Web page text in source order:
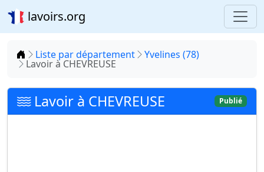
lavoirs.org
Accueil
Liste par département Yvelines (78)
Lavoir à CHEVREUSE
Lavoir à CHEVREUSE Publié